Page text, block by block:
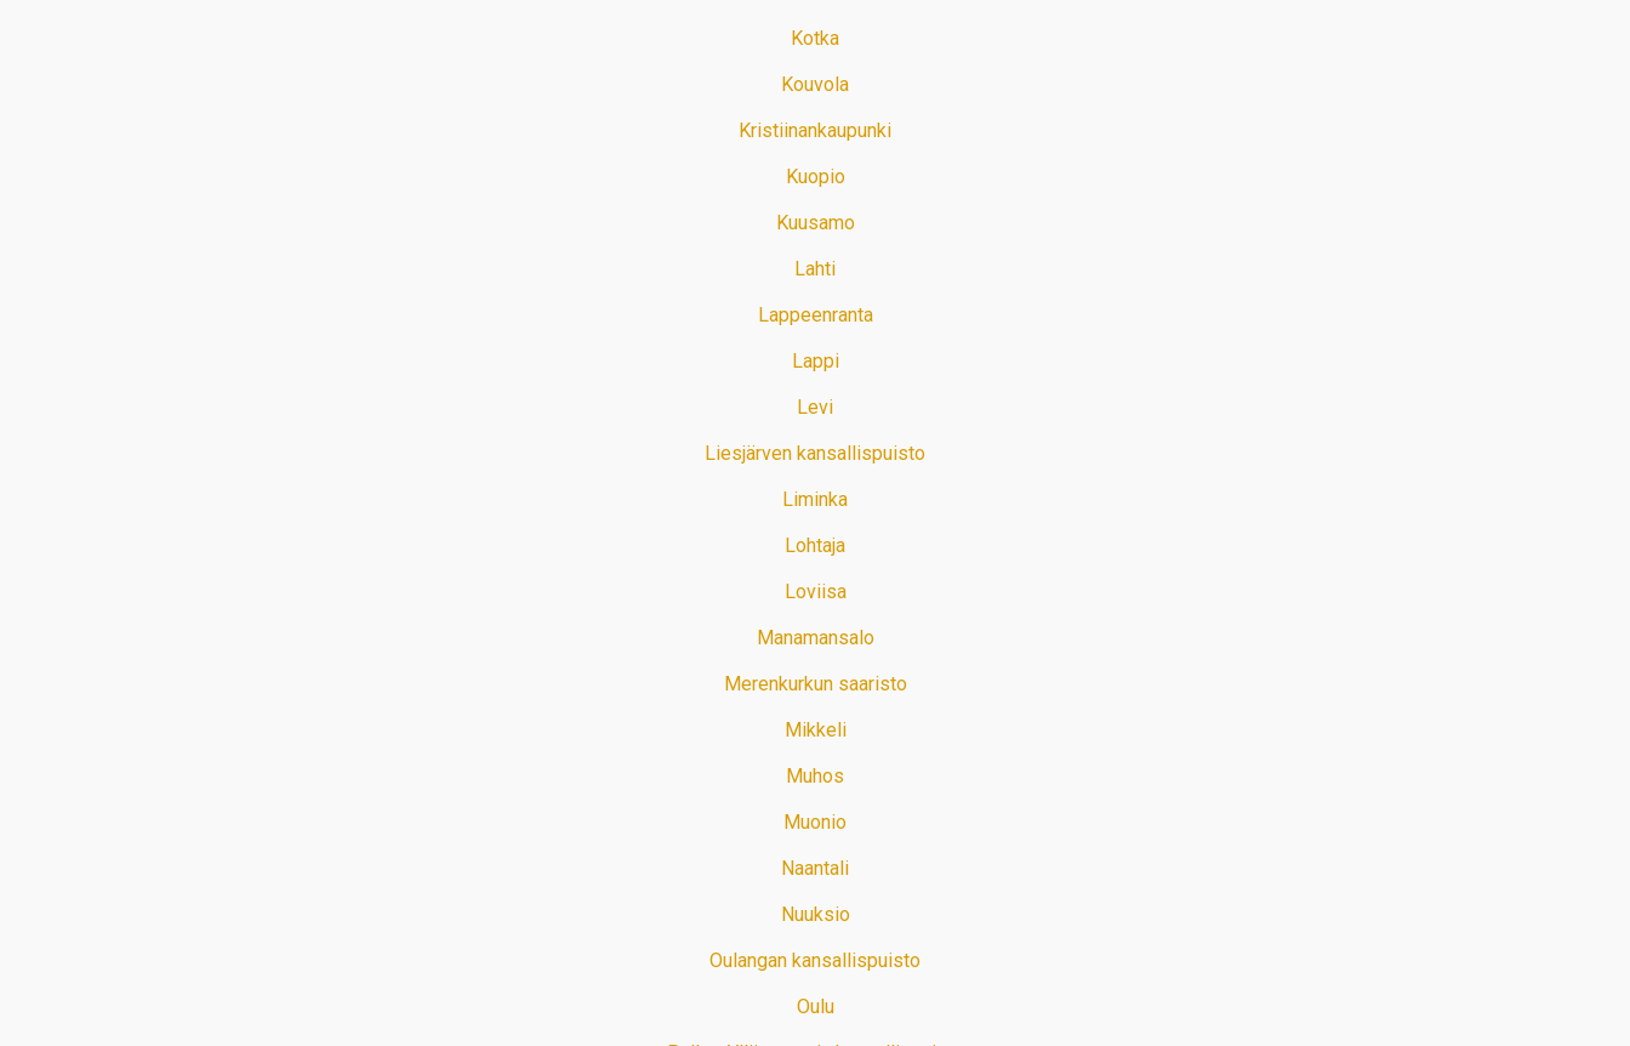
Kotka
Kouvola
Kristiinankaupunki
Kuopio
Kuusamo
Lahti
Lappeenranta
Lappi
Levi
Liesjärven kansallispuisto
Liminka
Lohtaja
Loviisa
Manamansalo
Merenkurkun saaristo
Mikkeli
Muhos
Muonio
Naantali
Nuuksio
Oulangan kansallispuisto
Oulu